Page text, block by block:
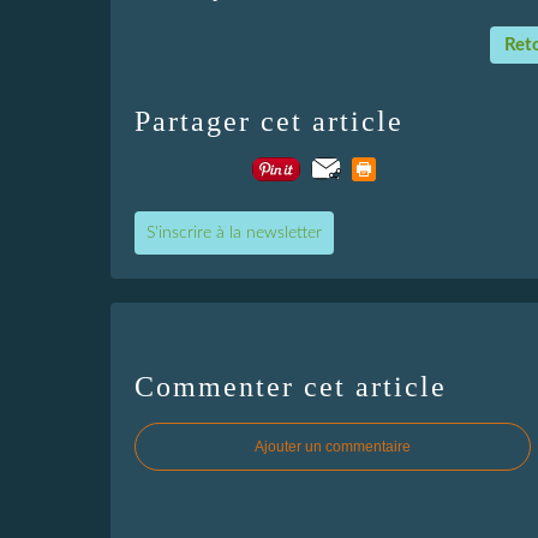
Partager cet article
S'inscrire à la newsletter
Commenter cet article
Ajouter un commentaire